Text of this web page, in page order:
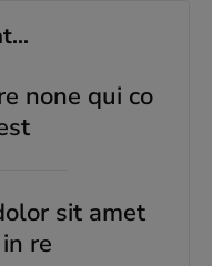
none qui co
sit amet
re